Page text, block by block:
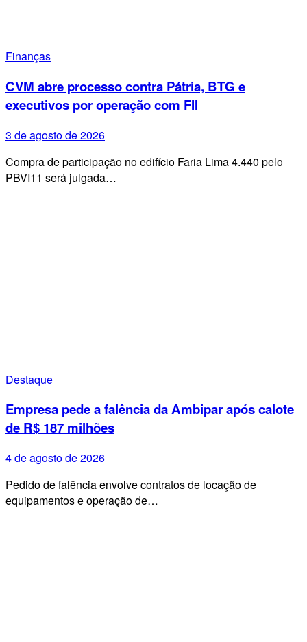
Finanças
CVM abre processo contra Pátria, BTG e
executivos por operação com FII
3 de agosto de 2026
Compra de participação no edifício Faria Lima 4.440 pelo
PBVI11 será julgada…
Destaque
Empresa pede a falência da Ambipar após calote
de R$ 187 milhões
4 de agosto de 2026
Pedido de falência envolve contratos de locação de
equipamentos e operação de…